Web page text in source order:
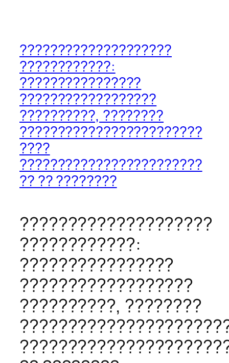
????????????????????
????????????:
????????????????
??????????????????
??????????, ????????
????????????????????????
????
????????????????????????
?? ?? ????????
????????????????????
????????????:
????????????????
??????????????????
??????????, ????????